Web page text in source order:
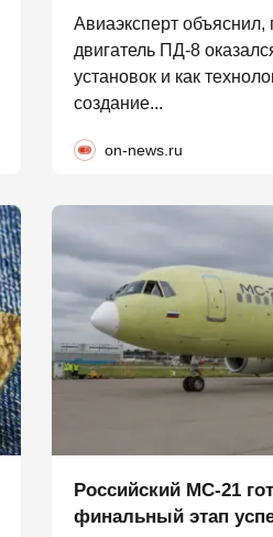
Авиаэксперт
двигатель ПД-8
установок и как
создание...
on-news.ru
Российский МС-21
финальный этап